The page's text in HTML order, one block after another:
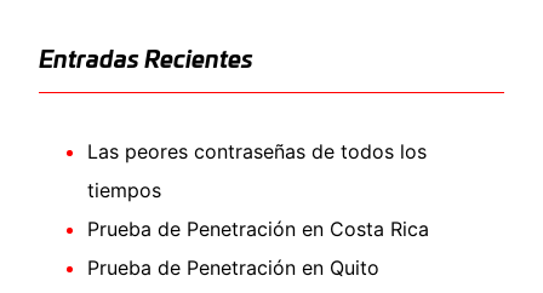
Entradas Recientes
Las peores contraseñas de todos los
tiempos
Prueba de Penetración en Costa Rica
Prueba de Penetración en Quito